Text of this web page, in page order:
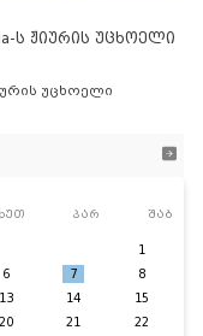
ს ჟიურის უცხოელი
უცხოელი
ხუთ პარ შაბ
1
6 7
8
13 14
15
20 21
22